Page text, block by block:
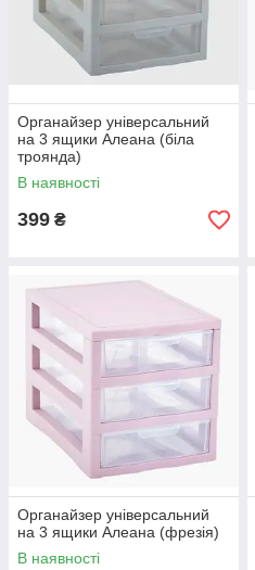
Органайзер універсальний
на 3 ящики Алеана (біла
троянда)
В наявності
399 ₴
Органайзер універсальний
на 3 ящики Алеана (фрезія)
В наявності